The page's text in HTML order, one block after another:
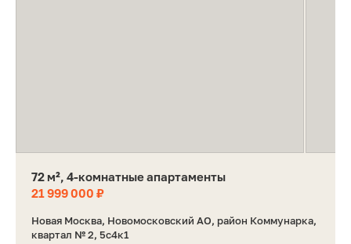
72 м², 4-комнатные апартаменты
21 999 000 ₽
Новая Москва, Новомосковский АО, район Коммунарка,
квартал № 2, 5с4к1